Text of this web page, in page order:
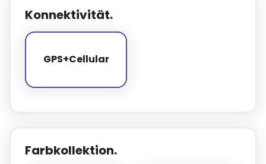
Konnektivität.
GPS+Cellular
GPS+Cellular
Farbkollektion.